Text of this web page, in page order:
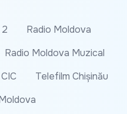
Radio Moldova
Radio Moldova Muzical
CIC
Telefilm Chișinău